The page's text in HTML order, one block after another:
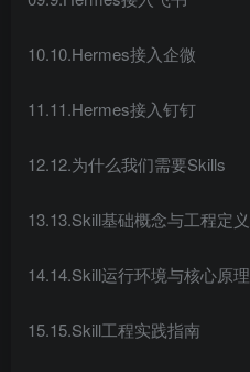
10.10.Hermes接入企微
11.11.Hermes接入钉钉
12.12.为什么我们需要Skills
13.13.Skill基础概念与工程定义
14.14.Skill运行环境与核心原理
15.15.Skill工程实践指南